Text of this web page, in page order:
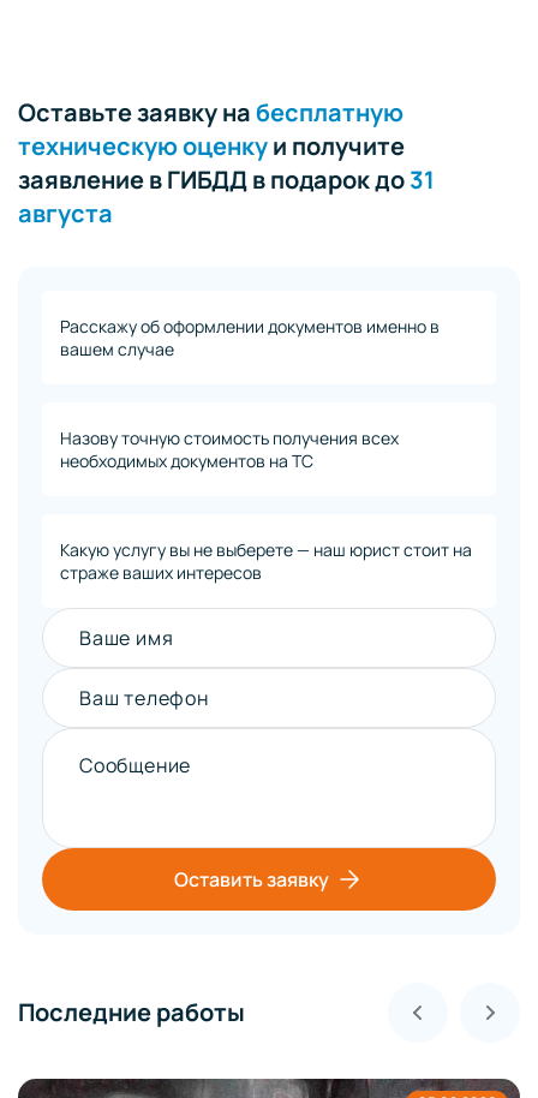
Оставьте заявку набесплатную
техническую оценкуи получите
заявление в ГИБДД в подарок до31
августа
Расскажу об оформлении документов именно в
вашем случае
Назову точную стоимость получения всех
необходимых документов на ТС
Какую услугу вы не выберете — наш юрист стоит на
страже ваших интересов
Ваше имя
Ваш телефон
Сообщение
Оставить заявку
Последние работы